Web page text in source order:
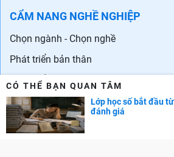
CẨM NANG NGHỀ NGHIỆP
Chọn ngành - Chọn nghề
Phát triển bản thân
Phát triển sự nghiệp
Tuyển dụng
GÓC PHỤ HUYNH
CÓ THỂ BẠN QUAN TÂM
Lớp học số bắt đầu
đánh giá